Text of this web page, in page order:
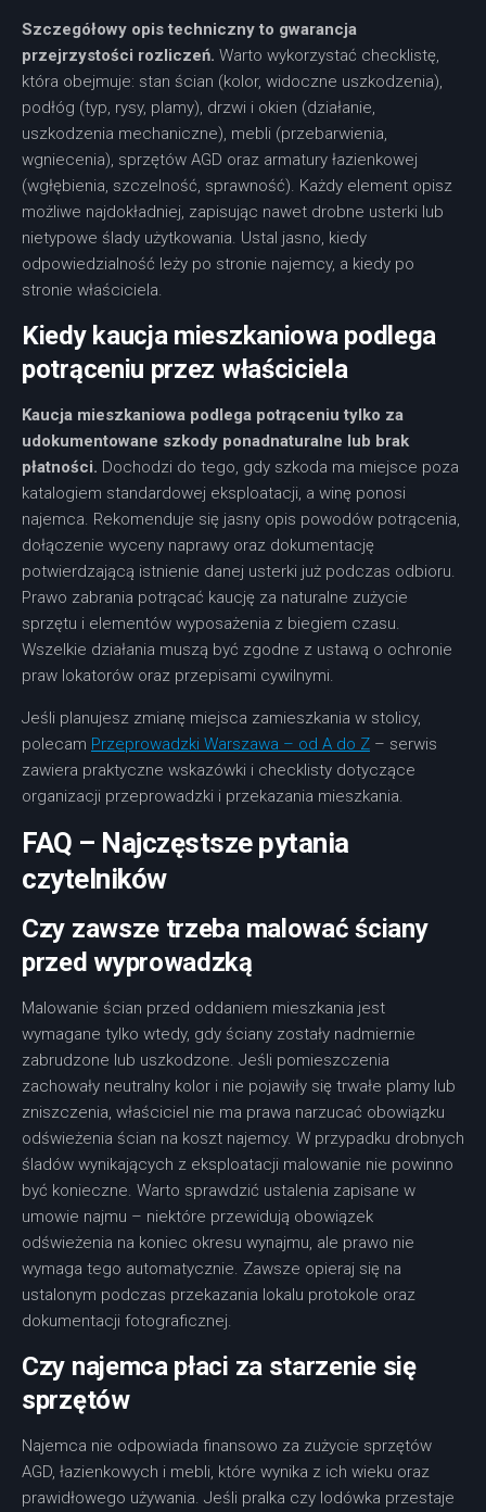
Szczegółowy opis techniczny to gwarancja
przejrzystości rozliczeń. Warto wykorzystać checklistę,
która obejmuje: stan ścian (kolor, widoczne uszkodzenia),
podłóg (typ, rysy, plamy), drzwi i okien (działanie,
uszkodzenia mechaniczne), mebli (przebarwienia,
wgniecenia), sprzętów AGD oraz armatury łazienkowej
(wgłębienia, szczelność, sprawność). Każdy element opisz
możliwe najdokładniej, zapisując nawet drobne usterki lub
nietypowe ślady użytkowania. Ustal jasno, kiedy
odpowiedzialność leży po stronie najemcy, a kiedy po
stronie właściciela.
Kiedy kaucja mieszkaniowa podlega
potrąceniu przez właściciela
Kaucja mieszkaniowa podlega potrąceniu tylko za
udokumentowane szkody ponadnaturalne lub brak
płatności. Dochodzi do tego, gdy szkoda ma miejsce poza
katalogiem standardowej eksploatacji, a winę ponosi
najemca. Rekomenduje się jasny opis powodów potrącenia,
dołączenie wyceny naprawy oraz dokumentację
potwierdzającą istnienie danej usterki już podczas odbioru.
Prawo zabrania potrącać kaucję za naturalne zużycie
sprzętu i elementów wyposażenia z biegiem czasu.
Wszelkie działania muszą być zgodne z ustawą o ochronie
praw lokatorów oraz przepisami cywilnymi.
Jeśli planujesz zmianę miejsca zamieszkania w stolicy,
polecam Przeprowadzki Warszawa – od A do Z – serwis
zawiera praktyczne wskazówki i checklisty dotyczące
organizacji przeprowadzki i przekazania mieszkania.
FAQ – Najczęstsze pytania
czytelników
Czy zawsze trzeba malować ściany
przed wyprowadzką
Malowanie ścian przed oddaniem mieszkania jest
wymagane tylko wtedy, gdy ściany zostały nadmiernie
zabrudzone lub uszkodzone. Jeśli pomieszczenia
zachowały neutralny kolor i nie pojawiły się trwałe plamy lub
zniszczenia, właściciel nie ma prawa narzucać obowiązku
odświeżenia ścian na koszt najemcy. W przypadku drobnych
śladów wynikających z eksploatacji malowanie nie powinno
być konieczne. Warto sprawdzić ustalenia zapisane w
umowie najmu – niektóre przewidują obowiązek
odświeżenia na koniec okresu wynajmu, ale prawo nie
wymaga tego automatycznie. Zawsze opieraj się na
ustalonym podczas przekazania lokalu protokole oraz
dokumentacji fotograficznej.
Czy najemca płaci za starzenie się
sprzętów
Najemca nie odpowiada finansowo za zużycie sprzętów
AGD, łazienkowych i mebli, które wynika z ich wieku oraz
prawidłowego używania. Jeśli pralka czy lodówka przestaje